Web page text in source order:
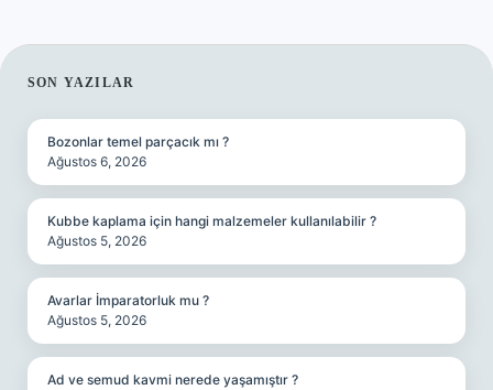
SIDEBAR
SON YAZILAR
Bozonlar temel parçacık mı ?
Ağustos 6, 2026
Kubbe kaplama için hangi malzemeler kullanılabilir ?
Ağustos 5, 2026
Avarlar İmparatorluk mu ?
Ağustos 5, 2026
Ad ve semud kavmi nerede yaşamıştır ?